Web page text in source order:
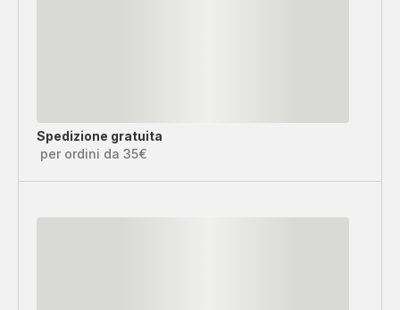
Spedizione gratuita
per ordini da 35€